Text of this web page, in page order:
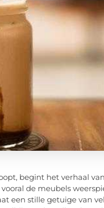
begint het verhaal
de meubels
een stille getuige van